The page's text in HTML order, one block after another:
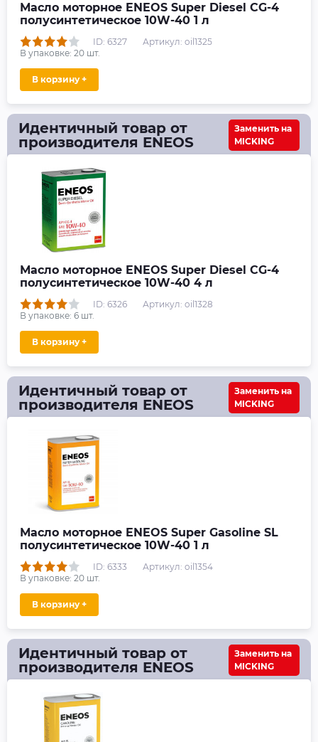
Масло моторное ENEOS Super Diesel CG-4
полусинтетическое 10W-40 1 л
ID: 6327
Артикул: oil1325
В упаковке: 20 шт.
В корзину +
Идентичный товар от
производителя ENEOS
Заменить на
MICKING
Масло моторное ENEOS Super Diesel CG-4
полусинтетическое 10W-40 4 л
ID: 6326
Артикул: oil1328
В упаковке: 6 шт.
В корзину +
Идентичный товар от
производителя ENEOS
Заменить на
MICKING
Масло моторное ENEOS Super Gasoline SL
полусинтетическое 10W-40 1 л
ID: 6333
Артикул: oil1354
В упаковке: 20 шт.
В корзину +
Идентичный товар от
производителя ENEOS
Заменить на
MICKING